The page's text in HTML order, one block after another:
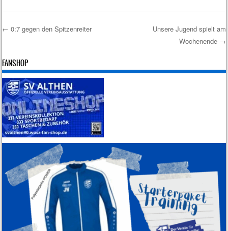
← 0:7 gegen den Spitzenreiter
Unsere Jugend spielt am
Wochenende →
FANSHOP